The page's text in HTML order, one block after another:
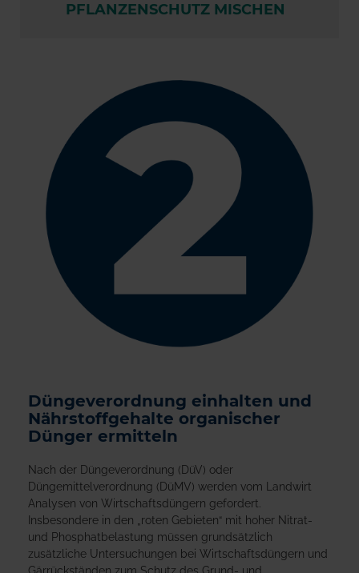
PFLANZENSCHUTZ MISCHEN
Düngeverordnung einhalten und
Nährstoffgehalte organischer
Dünger ermitteln
Nach der Düngeverordnung (DüV) oder
Düngemittelverordnung (DüMV) werden vom Landwirt
Analysen von Wirtschaftsdüngern gefordert.
Insbesondere in den „roten Gebieten“ mit hoher Nitrat-
und Phosphatbelastung müssen grundsätzlich
zusätzliche Untersuchungen bei Wirtschaftsdüngern und